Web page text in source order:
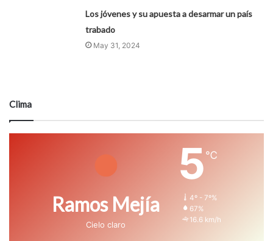
Los jóvenes y su apuesta a desarmar un país
trabado
May 31, 2024
Clima
Ramos Mejía
Cielo claro
5 ℃
4º - 7º%
67%
16.6 km/h